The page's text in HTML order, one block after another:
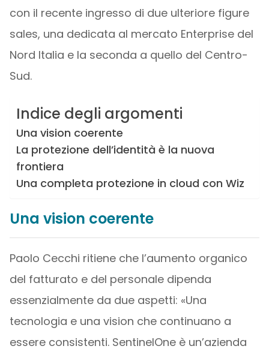
con il recente ingresso di due ulteriore figure
sales, una dedicata al mercato Enterprise del
Nord Italia e la seconda a quello del Centro-
Sud.
Indice degli argomenti
Una vision coerente
La protezione dell’identità è la nuova
frontiera
Una completa protezione in cloud con Wiz
Una vision coerente
Paolo Cecchi ritiene che l’aumento organico
del fatturato e del personale dipenda
essenzialmente da due aspetti: «Una
tecnologia e una vision che continuano a
essere consistenti. SentinelOne è un’azienda